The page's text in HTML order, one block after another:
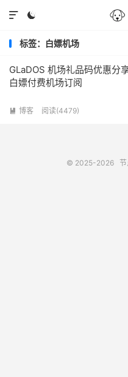


标签：白嫖机场
GLaDOS 机场礼品码优惠分
白嫖付费机场订阅
 博客 阅读(4479)
© 2025-2026 节